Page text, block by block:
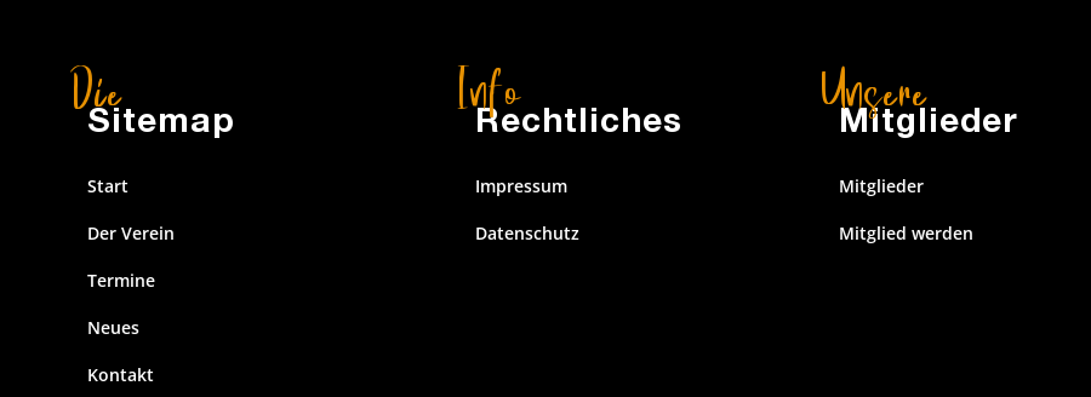
Sitemap
Start
Der Verein
Termine
Neues
Kontakt
Rechtliches
Impressum
Datenschutz
Mitglieder
Mitglieder
Mitglied werden